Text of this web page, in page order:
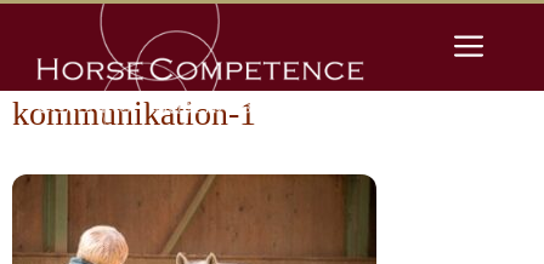
springen
kommunikation-1